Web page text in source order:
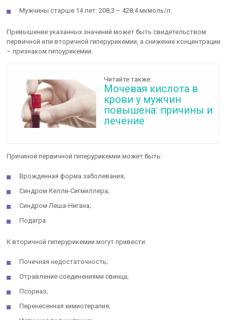
Мужчины старше 14 лет: 208,3 – 428,4 мкмоль/л.
Превышение указанных значений может быть свидетельством
первичной или вторичной гиперурикемии, а снижение концентрации
– признаком гипоурикемии.
Читайте также:
Мочевая кислота в
крови у мужчин
повышена: причины и
лечение
Причиной первичной гиперурикемии может быть:
Врожденная форма заболевания;
Синдром Келли-Сигмиллера;
Синдром Леша-Нигана;
Подагра.
К вторичной гиперурикемии могут привести:
Почечная недостаточность;
Отравление соединениями свинца;
Псориаз;
Перенесенная химиотерапия;